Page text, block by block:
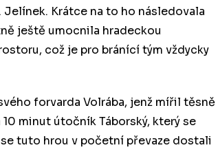
Krátce na to ho následovala
ještě umocnila hradeckou
což je pro bránící tým vždycky
forvarda Volrába, jenž mířil těsně
minut útočník Táborský, který se
tuto hrou v početní převaze dostali